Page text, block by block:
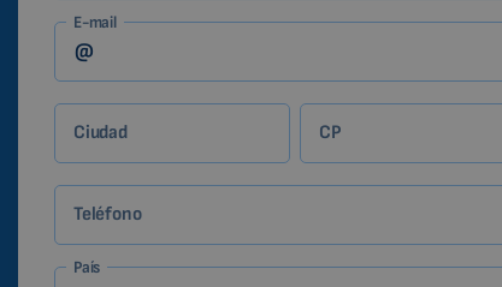
E-mail
Ciudad CP
Teléfono
País